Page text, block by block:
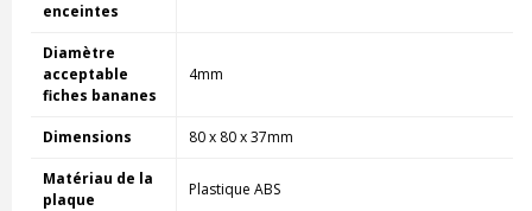
enceintes
Diamètre
acceptable
fiches bananes
4mm
Dimensions 80 x 80 x 37mm
Matériau de la
plaque
Plastique ABS